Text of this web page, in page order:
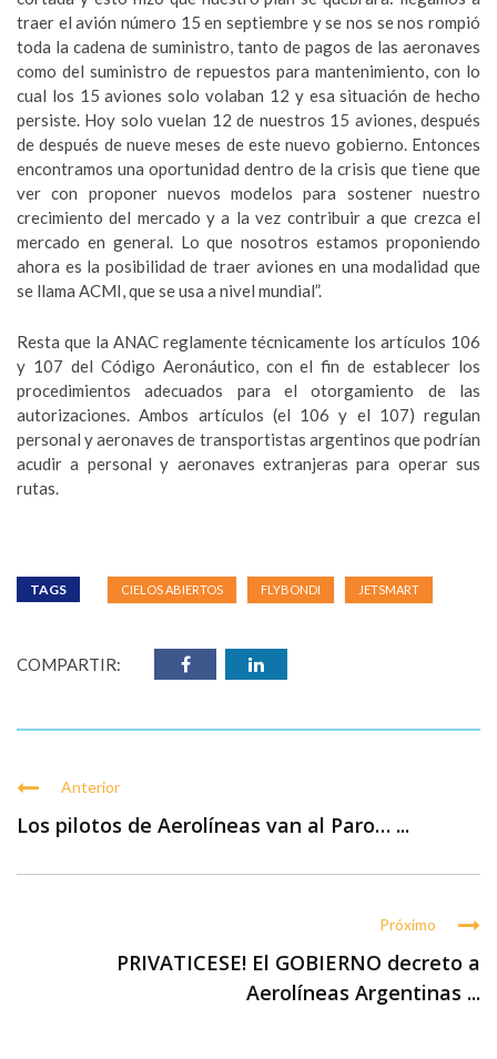
traer el avión número 15 en septiembre y se nos se nos rompió
toda la cadena de suministro, tanto de pagos de las aeronaves
como del suministro de repuestos para mantenimiento, con lo
cual los 15 aviones solo volaban 12 y esa situación de hecho
persiste. Hoy solo vuelan 12 de nuestros 15 aviones, después
de después de nueve meses de este nuevo gobierno. Entonces
encontramos una oportunidad dentro de la crisis que tiene que
ver con proponer nuevos modelos para sostener nuestro
crecimiento del mercado y a la vez contribuir a que crezca el
mercado en general. Lo que nosotros estamos proponiendo
ahora es la posibilidad de traer aviones en una modalidad que
se llama ACMI, que se usa a nivel mundial”.
Resta que la ANAC reglamente técnicamente los artículos 106
y 107 del Código Aeronáutico, con el fin de establecer los
procedimientos adecuados para el otorgamiento de las
autorizaciones. Ambos artículos (el 106 y el 107) regulan
personal y aeronaves de transportistas argentinos que podrían
acudir a personal y aeronaves extranjeras para operar sus
rutas.
TAGS CIELOS ABIERTOS FLYBONDI JETSMART
COMPARTIR:
Anterior
Los pilotos de Aerolíneas van al Paro… ...
Próximo
PRIVATICESE! El GOBIERNO decreto a
Aerolíneas Argentinas ...